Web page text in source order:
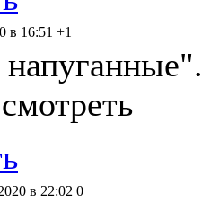
в 16:51 +1
в 22:02 0